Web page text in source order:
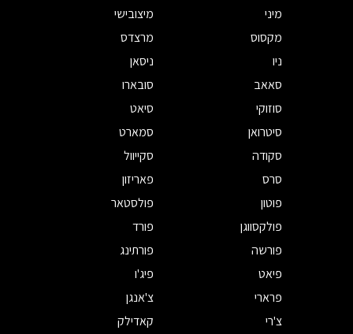
מיני
מיצובישי
מקסוס
מרצדס
ניו
ניסאן
סאאב
סובארו
סוזוקי
סיאט
סיטרואן
סמארט
סקודה
סקייוול
סרס
פאריזון
פוטון
פולסטאר
פולקסווגן
פורד
פורשה
פורתינג
פיאט
פיג'ו
פרארי
צ'אנגן
צ'רי
קאדילק